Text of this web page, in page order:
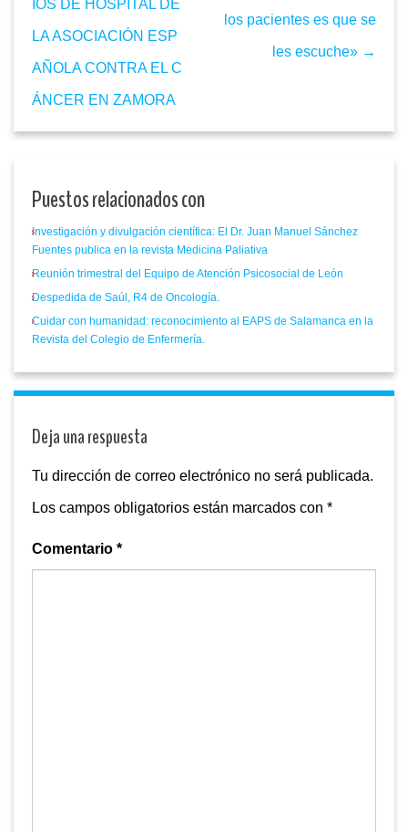
IOS DE HOSPITAL DE
LA ASOCIACIÓN ESP
AÑOLA CONTRA EL C
ÁNCER EN ZAMORA
los pacientes es que se
les escuche» →
Puestos relacionados con
Investigación y divulgación científica: El Dr. Juan Manuel Sánchez
Fuentes publica en la revista Medicina Paliativa
Reunión trimestral del Equipo de Atención Psicosocial de León
Despedida de Saúl, R4 de Oncología.
Cuidar con humanidad: reconocimiento al EAPS de Salamanca en la
Revista del Colegio de Enfermería.
Deja una respuesta
Tu dirección de correo electrónico no será publicada.
Los campos obligatorios están marcados con *
Comentario *